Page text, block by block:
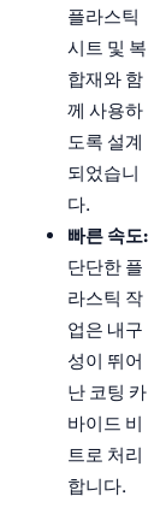
플라스틱
시트 및 복
합재와 함
께 사용하
도록 설계
되었습니
다.
빠른 속도:
단단한 플
라스틱 작
업은 내구
성이 뛰어
난 코팅 카
바이드 비
트로 처리
합니다.